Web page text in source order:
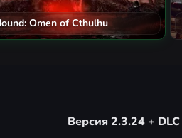
Omen of Cthulhu
Версия 2.3.24 +